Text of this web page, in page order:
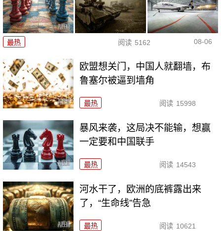
最热 阅读 5162 08-06
欧盟想关门，中国人就翻墙，布
鲁塞尔被逼到墙角
最热 阅读 15998
暴风来袭，这局决不能输，想赢
一定要和中国联手
最热 阅读 14543
河水干了，欧洲的底裤露出来
了，“生命线”告急
最热 阅读 10621